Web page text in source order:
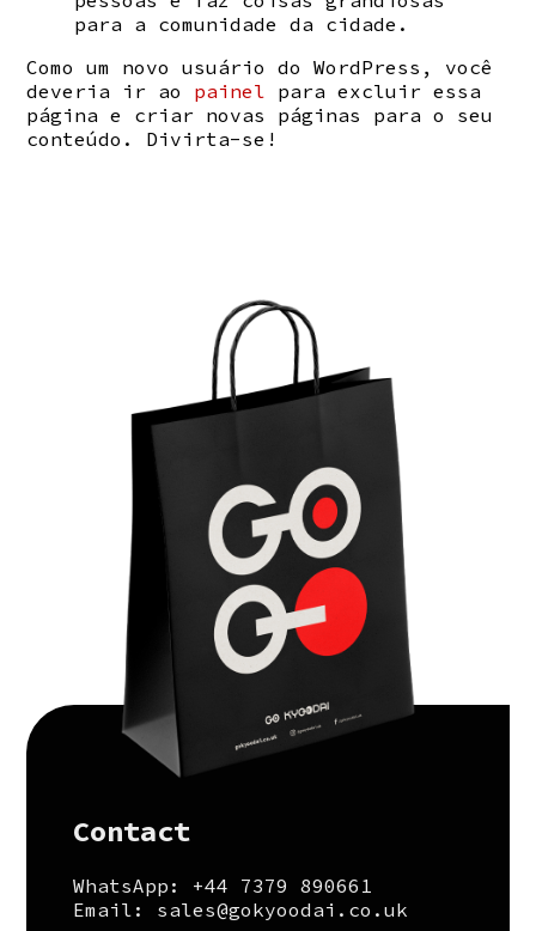
para a comunidade da cidade.
Como um novo usuário do WordPress, você
deveria ir ao painel para excluir essa
página e criar novas páginas para o seu
conteúdo. Divirta-se!
Contact
WhatsApp: +44 7379 890661
Email: sales@gokyoodai.co.uk